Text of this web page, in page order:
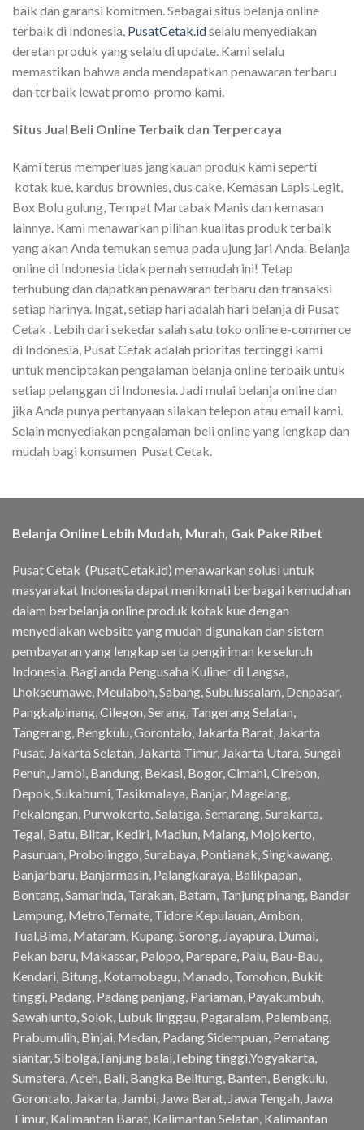
baik dan garansi komitmen. Sebagai situs belanja online
terbaik di Indonesia, PusatCetak.idselalu menyediakan
deretan produk yang selalu di update. Kami selalu
memastikan bahwa anda mendapatkan penawaran terbaru
dan terbaik lewat promo-promo kami.
Situs Jual Beli Online Terbaik dan Terpercaya
Kami terus memperluas jangkauan produk kami seperti
kotak kue, kardus brownies, dus cake, Kemasan Lapis Legit,
Box Bolu gulung, Tempat Martabak Manis dan kemasan
lainnya. Kami menawarkan pilihan kualitas produk terbaik
yang akan Anda temukan semua pada ujung jari Anda. Belanja
online di Indonesia tidak pernah semudah ini! Tetap
terhubung dan dapatkan penawaran terbaru dan transaksi
setiap harinya. Ingat, setiap hari adalah hari belanja di Pusat
Cetak . Lebih dari sekedar salah satu toko online e-commerce
di Indonesia, Pusat Cetak adalah prioritas tertinggi kami
untuk menciptakan pengalaman belanja online terbaik untuk
setiap pelanggan di Indonesia. Jadi mulai belanja online dan
jika Anda punya pertanyaan silakan telepon atau email kami.
Selain menyediakan pengalaman beli online yang lengkap dan
mudah bagi konsumen Pusat Cetak.
Belanja Online Lebih Mudah, Murah, Gak Pake Ribet
Pusat Cetak (PusatCetak.id) menawarkan solusi untuk
masyarakat Indonesia dapat menikmati berbagai kemudahan
dalam berbelanja online produk kotak kue dengan
menyediakan website yang mudah digunakan dan sistem
pembayaran yang lengkap serta pengiriman ke seluruh
Indonesia. Bagi anda Pengusaha Kuliner di Langsa,
Lhokseumawe, Meulaboh, Sabang, Subulussalam, Denpasar,
Pangkalpinang, Cilegon, Serang, Tangerang Selatan,
Tangerang, Bengkulu, Gorontalo, Jakarta Barat, Jakarta
Pusat, Jakarta Selatan, Jakarta Timur, Jakarta Utara, Sungai
Penuh, Jambi, Bandung, Bekasi, Bogor, Cimahi, Cirebon,
Depok, Sukabumi, Tasikmalaya, Banjar, Magelang,
Pekalongan, Purwokerto, Salatiga, Semarang, Surakarta,
Tegal, Batu, Blitar, Kediri, Madiun, Malang, Mojokerto,
Pasuruan, Probolinggo, Surabaya, Pontianak, Singkawang,
Banjarbaru, Banjarmasin, Palangkaraya, Balikpapan,
Bontang, Samarinda, Tarakan, Batam, Tanjung pinang, Bandar
Lampung, Metro,Ternate, Tidore Kepulauan, Ambon,
Tual,Bima, Mataram, Kupang, Sorong, Jayapura, Dumai,
Pekan baru, Makassar, Palopo, Parepare, Palu, Bau-Bau,
Kendari, Bitung, Kotamobagu, Manado, Tomohon, Bukit
tinggi, Padang, Padang panjang, Pariaman, Payakumbuh,
Sawahlunto, Solok, Lubuk linggau, Pagaralam, Palembang,
Prabumulih, Binjai, Medan, Padang Sidempuan, Pematang
siantar, Sibolga,Tanjung balai,Tebing tinggi,Yogyakarta,
Sumatera, Aceh, Bali, Bangka Belitung, Banten, Bengkulu,
Gorontalo, Jakarta, Jambi, Jawa Barat, Jawa Tengah, Jawa
Timur, Kalimantan Barat, Kalimantan Selatan, Kalimantan